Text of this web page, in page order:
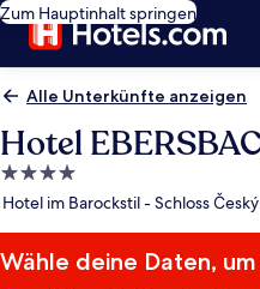
Zum Hauptinhalt springen
Alle Unterkünfte anzeigen
Hotel
4.0-
Sterne-
Hotel im Barockstil - Schloss
Wähle deine Daten,